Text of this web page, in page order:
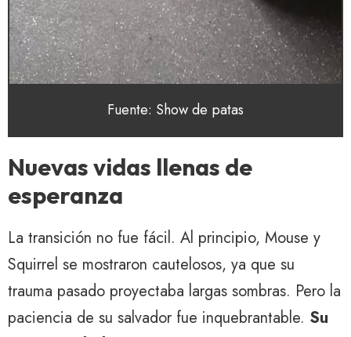
Fuente: Show de patas
Nuevas vidas llenas de
esperanza
La transición no fue fácil. Al principio, Mouse y
Squirrel se mostraron cautelosos, ya que su
trauma pasado proyectaba largas sombras. Pero la
paciencia de su salvador fue inquebrantable. Su